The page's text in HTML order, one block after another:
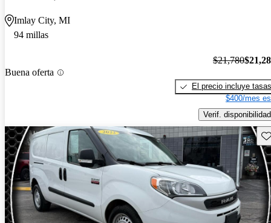
Imlay City, MI
94 millas
Buena oferta
$21,780
El precio incluye tasas
$400/mes
Verif. disponibilidad